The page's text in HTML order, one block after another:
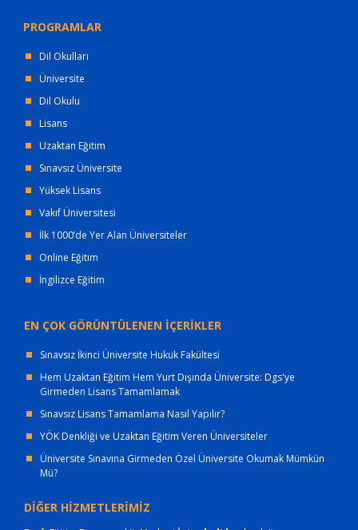
PROGRAMLAR
Dil Okulları
Üniversite
Dil Okulu
Lisans
Uzaktan Eğitim
Sınavsız Üniversite
Yüksek Lisans
Vakıf Üniversitesi
İlk 1000’de Yer Alan Üniversiteler
Online Eğitim
İngilizce Eğitim
EN ÇOK GÖRÜNTÜLENEN İÇERİKLER
Sınavsız İkinci Üniversite Hukuk Fakültesi
Hem Uzaktan Eğitim Hem Yurt Dışında Üniversite: Dgs'ye
Girmeden Lisans Tamamlamak
Sınavsız Lisans Tamamlama Nasıl Yapılır?
YÖK Denkliği ve Uzaktan Eğitim Veren Üniversiteler
Üniversite Sınavına Girmeden Özel Üniversite Okumak Mümkün
Mü?
DİĞER HİZMETLERİMİZ